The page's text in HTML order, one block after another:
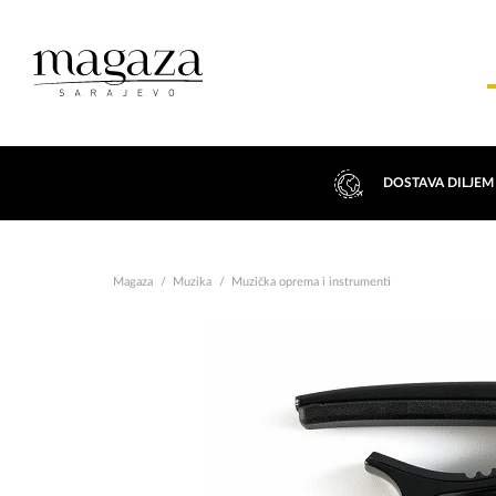
DOSTAVA
Magaza Muzika Muzička oprema i instrumenti